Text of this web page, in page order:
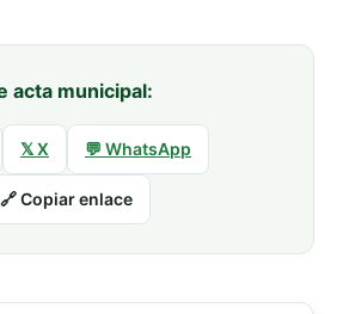
acta municipal:
𝕏 X 💬 WhatsApp
🔗 Copiar enlace